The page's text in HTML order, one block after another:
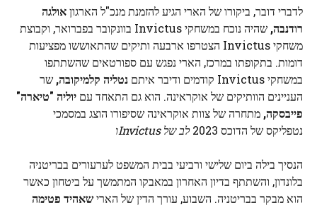
לדברי דובר, ביקורו של הארי הגיע להזמנת מנכ"ל הארגוןאולגה
רודנבה,
שהיה נוכח במשחקי Invictus בוונקובר בפברואר, וקבוצת
משחקי Invictus הצטרפו ארבעה ותיקים שהתאוששו מפציעות
דומות. בתקופתו במרכז, הארי נפגש עם ספורטאים שהשתתפו
במשחקי Invictus קודמים ודיבר איתם
נטליה קלמיקובה, שר
העניינים הוותיקים של אוקראינה. הוא גם התאחד עם יוליה "טיארה"
פייבסקה, מתחרה של צוות אוקראינה שסיפורו הוצג במסמכי
נטפליקס של הדוכס 2023
לב של Invictus ו
הנסיך בילה ביום שלישי ורביעי בבית המשפט לערעורים בבריטניה
בלונדון, והשתתף בדיון האחרון במאבקו המתמשך על ביטחון כאשר
הוא מבקר בבריטניה. השבוע, עורך הדין של הארישאהיד פטימה